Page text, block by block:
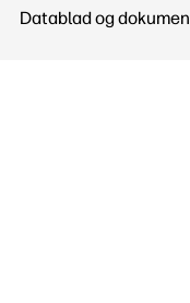
Datablad og